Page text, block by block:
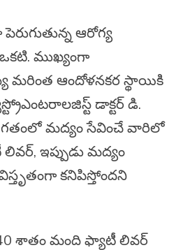
ఆరోగ్య
ముఖ్యంగా
మరింత ఆందోళనకర స్థాయికి
డాక్టర్ డి.
గతంలో మద్యం సేవించే వారిలో
ఇప్పుడు మద్యం
కనిపిస్తోందని
శాతం మంది ఫ్యాటీ లివర్